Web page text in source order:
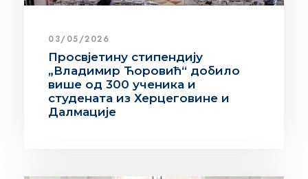
03/05/2026
Просвјетину стипендију
„Владимир Ћоровић“ добило
више од 300 ученика и
студената из Херцеговине и
Далмације